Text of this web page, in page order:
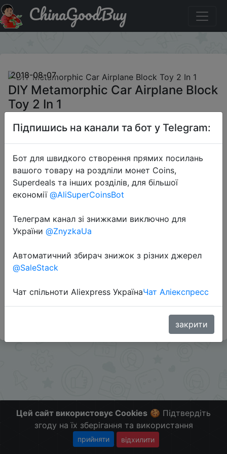
Знижка на DIY Metamorphic Car Airplane Block Toy 2 In 1
ChinaGoodBuy
2018-08-07
DIY Metamorphic Car Airplane Block
Toy 2 In 1
$14.99
Sale
Перейти до магазину
Додаткова інформація відсутня.
каналі:
Цей сайт використовує Cookies 🍪 Підтвердіть
згоду на їх зберігання та використання
прийняти відхилити
Підпишись на канали та бот у Telegram:
Бот для швидкого створення прямих посилань
вашого товару на роздліли монет Coins,
Superdeals та інших розділів, для більшої
економії @AliSuperCoinsBot
Телеграм канал зі знижками виключно для
України @ZnyzkaUa
Автоматичний збирач знижок з різних джерел
@SaleStack
Чат спільноти Aliexpress УкраїнаЧат Аліекспресс
закрити